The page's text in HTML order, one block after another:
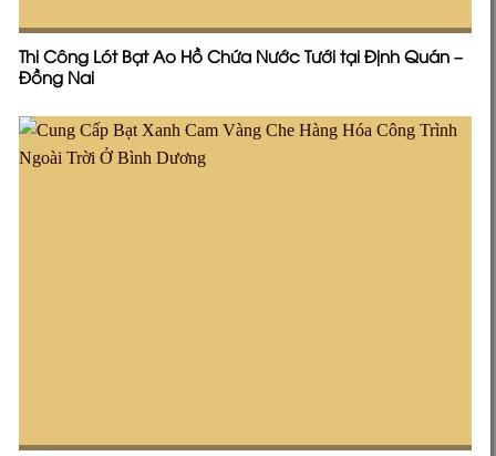
Thi Công Lót Bạt Ao Hồ Chứa Nước Tưới tại Định Quán –
Đồng Nai